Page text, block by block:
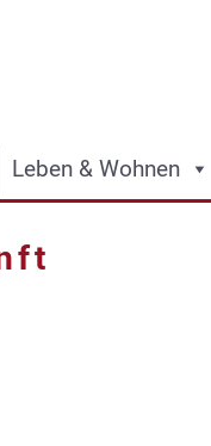
Leben & Wohnen